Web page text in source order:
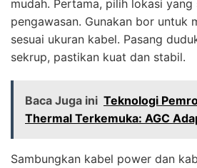
mudah. Pertama, pilih lokasi
pengawasan. Gunakan bor untuk
sesuai ukuran kabel. Pasang
sekrup, pastikan kuat dan stabil.
Baca Juga ini Teknologi
Thermal Terkemuka: AGC
Sambungkan kabel power dan